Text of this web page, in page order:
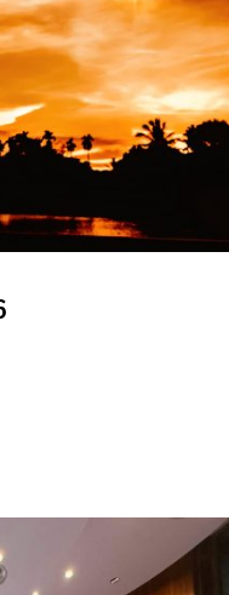
12.08.2026